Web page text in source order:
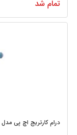
تمام شد
درام کارتریج اچ پی مدل 1215